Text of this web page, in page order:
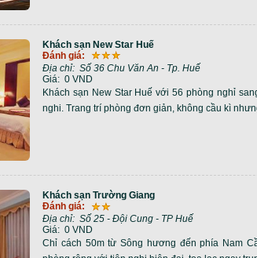
Khách sạn New Star Huế
Đánh giá:
Địa chỉ: Số 36 Chu Văn An - Tp. Huế
Giá: 0 VND
Khách sạn New Star Huế với 56 phòng nghỉ
nghi. Trang trí phòng đơn giản, không cầu kì
Khách sạn Trường Giang
Đánh giá:
Địa chỉ: Số 25 - Đội Cung - TP Huế
Giá: 0 VND
Chỉ cách 50m từ Sông hương đến phía Nam